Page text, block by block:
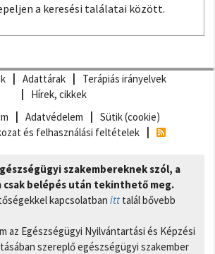
a keresési találatai között.
Adattárak
Terápiás irányelvek
Hírek, cikkek
Adatvédelem
Sütik (cookie)
és felhasználási feltételek
szakembereknek szól, a
belépés után tekinthető meg.
kapcsolatban itt talál bővebb
az Egészségügyi Nyilvántartási és Képzési
szereplő egészségügyi szakember